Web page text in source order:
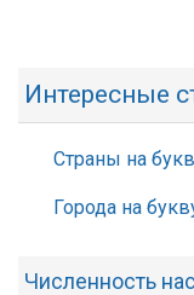
Интересные
Страны на
Города на
Численность